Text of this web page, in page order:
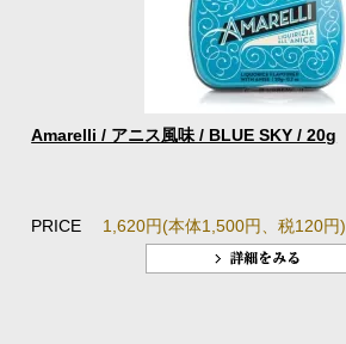
Amarelli / アニス風味 / BLUE SKY / 20g
PRICE 1,620円(本体1,500円、税120円)